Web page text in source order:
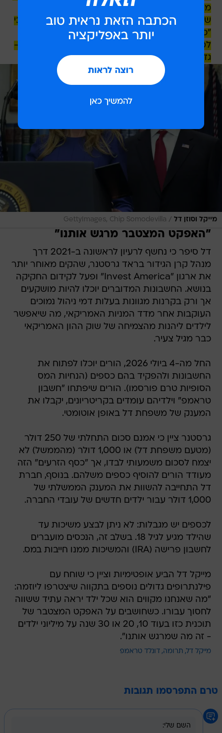
מההתחלה ולעודד אותן להמשיך לחסוך ככל
שהילדים גדלים", אמר דל. לדבריו, הנתונים מראים כי
"כאשר לילדים יש חשבונות כאלה, הסיכוי שלהם
לסיים תיכון, לסיים קולג', לקנות בית או לפתוח עסק -
גדל משמעותית, והסיכוי שלהם להיכנס לכלא קטן".
מייקל וסוזן דל /
GettyImages, Chip Somodevilla
"האפקט המצטבר מרגש אותנו"
דל סיפר כי נחשף לרעיון לראשונה ב-2021 דרך
מנהל קרן הגידור בראד גרסטנר, שהקים מאוחר יותר
את ארגון "Invest America" ופעל לקידום החקיקה
בנושא. החשבונות המדוברים יוכלו להיות מושקעים
אך ורק בקרנות מגוונות בעלות דמי ניהול נמוכים
העוקבות אחר מדד המניות האמריקאי, מה שיאפשר
לילדים ליהנות מהצמיחה של שוק ההון האמריקאי
כבר מגיל צעיר.
החל מה-4 ביולי 2026, הורים יוכלו לפתוח את
החשבונות ולהפקיד בהם כספים (הנחיות המס
הסופיות טרם פורסמו). הורים שיפתחו "חשבון
טראמפ" וילדיהם עומדים בקריטריונים, יקבלו את
המענק של משפחת דל באופן אוטומטי.
גרסטנר ציין כי אמנם סכום התחלתי של 250 דולר
(מטעם משפחת דל) או 1,000 דולר (מהממשל) לא
יצמח לסכום משמעותי לבדו, אך "כסף הזרעים" הזה
מעודד הורים להוסיף כספים משלהם. בנוסף, חברת
דל התחייבה להשוות את המענק הממשלתי של
1,000 דולר עבור ילדים חדשים של עובדי החברה.
לכספים יש מגבלות: לא ניתן לבצע משיכות עד
שהילד מגיע לגיל 18. בשלב זה, הנכסים מועברים
לחשבון פרישה (IRA) והמשיכות ממנו חייבות במס.
מייקל דל הביע אופטימיות וציין כי שוחח עם
פילנתרופים גדולים נוספים בתקווה שיצטרפו ליוזמה:
"מה שאנחנו מקווים הוא שכל ילד יראה עתיד ששווה
לחסוך עבורו. כשחושבים על האפקט המצטבר של
תוכנית כזו בעוד 10, 20 או 30 שנה על מיליוני ילדים
- זה מה שמרגש אותנו".
מייקל דל תרומה דונלד טראמפ
טרם התפרסמו תגובות